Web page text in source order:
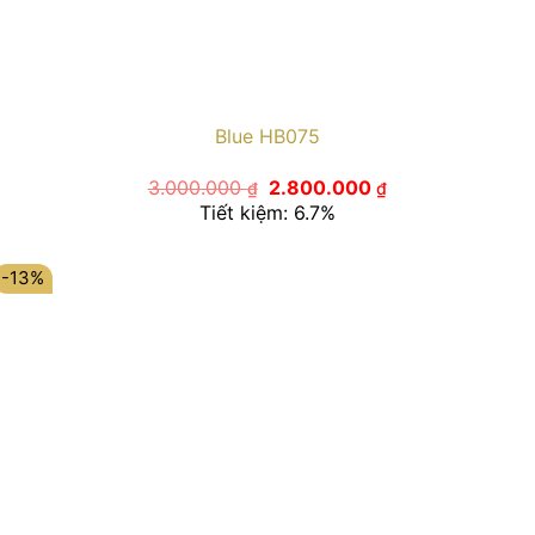
Blue HB075
3.000.000₫
Giá
gốc
là:
2.800.000₫Giá
Tiết kiệm: 6.7%
-13%